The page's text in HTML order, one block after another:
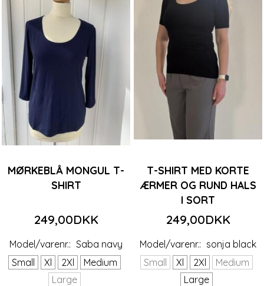
MØRKEBLÅ MONGUL T-
SHIRT
249,00DKK
Model/varenr.: Saba navy
Small
Xl 2Xl
Medium
Large
T-SHIRT MED KORTE
ÆRMER OG RUND HALS
I SORT
249,00DKK
Model/varenr.: sonja black
Small
Xl 2Xl
Medium
Large